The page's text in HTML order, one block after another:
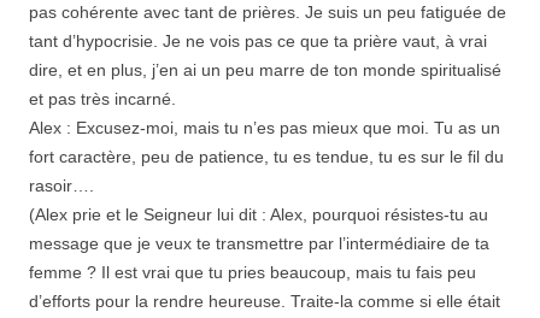
pas cohérente avec tant de prières. Je suis un peu fatiguée de
tant d’hypocrisie. Je ne vois pas ce que ta prière vaut, à vrai
dire, et en plus, j’en ai un peu marre de ton monde spiritualisé
et pas très incarné.
Alex : Excusez-moi, mais tu n’es pas mieux que moi. Tu as un
fort caractère, peu de patience, tu es tendue, tu es sur le fil du
rasoir….
(Alex prie et le Seigneur lui dit : Alex, pourquoi résistes-tu au
message que je veux te transmettre par l’intermédiaire de ta
femme ? Il est vrai que tu pries beaucoup, mais tu fais peu
d’efforts pour la rendre heureuse. Traite-la comme si elle était